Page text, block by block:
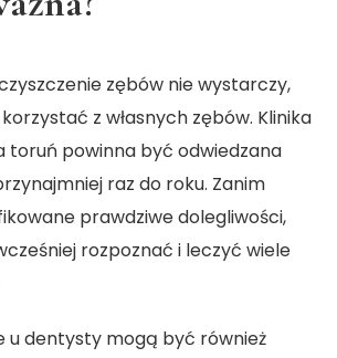
zębów nie wystarczy,
z własnych zębów. Klinika
toruń powinna być odwiedzana
raz do roku. Zanim
prawdziwe dolegliwości,
rozpoznać i leczyć wiele
u dentysty mogą być również